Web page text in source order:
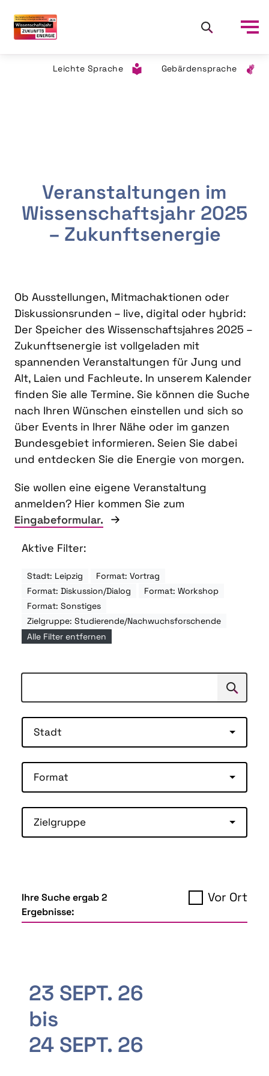
Leichte Sprache Gebärdensprache
Veranstaltungen im
Wissenschaftsjahr 2025
– Zukunftsenergie
Ob Ausstellungen, Mitmachaktionen oder
Diskussionsrunden – live, digital oder hybrid:
Der Speicher des Wissenschaftsjahres 2025 –
Zukunftsenergie ist vollgeladen mit
spannenden Veranstaltungen für Jung und
Alt, Laien und Fachleute. In unserem Kalender
finden Sie alle Termine. Sie können die Suche
nach Ihren Wünschen einstellen und sich so
über Events in Ihrer Nähe oder im ganzen
Bundesgebiet informieren. Seien Sie dabei
und entdecken Sie die Energie von morgen.
Sie wollen eine eigene Veranstaltung
anmelden? Hier kommen Sie zum
Eingabeformular.
Aktive Filter:
Stadt: Leipzig
Format: Vortrag
Format: Diskussion/Dialog
Format: Workshop
Format: Sonstiges
Zielgruppe: Studierende/Nachwuchsforschende
Alle Filter entfernen
Suchen
Stadt
Format
Zielgruppe
Ihre Suche ergab 2
Ergebnisse:
Vor Ort
23 SEPT. 26
bis
24 SEPT. 26